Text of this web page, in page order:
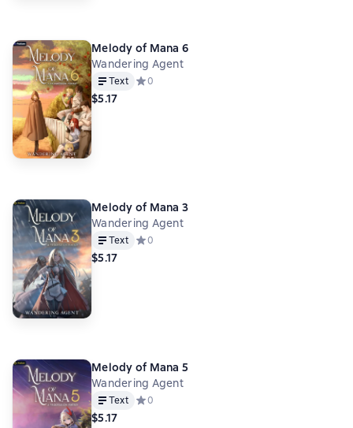
Melody of Mana 6
Wandering Agent
Text Средний рейтинг 0 на основе 0 оценок
0
$5.17
Melody of Mana 3
Wandering Agent
Text Средний рейтинг 0 на основе 0 оценок
0
$5.17
Melody of Mana 5
Wandering Agent
Text Средний рейтинг 0 на основе 0 оценок
0
$5.17